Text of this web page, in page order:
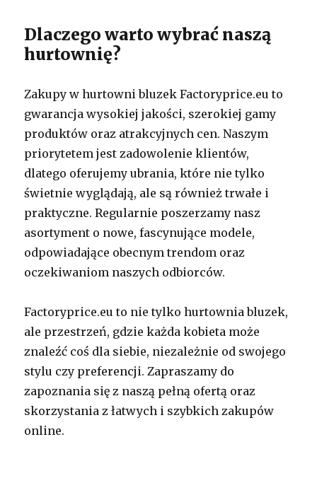
Dlaczego warto wybrać naszą
hurtownię?
Zakupy w hurtowni bluzek Factoryprice.eu to
gwarancja wysokiej jakości, szerokiej gamy
produktów oraz atrakcyjnych cen. Naszym
priorytetem jest zadowolenie klientów,
dlatego oferujemy ubrania, które nie tylko
świetnie wyglądają, ale są również trwałe i
praktyczne. Regularnie poszerzamy nasz
asortyment o nowe, fascynujące modele,
odpowiadające obecnym trendom oraz
oczekiwaniom naszych odbiorców.
Factoryprice.eu to nie tylko hurtownia bluzek,
ale przestrzeń, gdzie każda kobieta może
znaleźć coś dla siebie, niezależnie od swojego
stylu czy preferencji. Zapraszamy do
zapoznania się z naszą pełną ofertą oraz
skorzystania z łatwych i szybkich zakupów
online.